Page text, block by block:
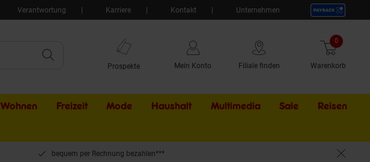
Verantwortung Karriere Kontakt Unternehmen
Prospekte Mein Konto Filiale finden Warenkorb
0 Artikel
Wohnen Freizeit Mode Haushalt Multimedia Sale Externer
Reisen
bequem per Rechnung bezahlen***